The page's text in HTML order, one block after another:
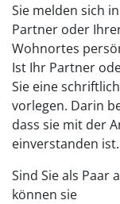
Sie melden sich
Partner oder
Wohnortes
Ist Ihr Partner
Sie eine
vorlegen. Darin
dass sie mit der
einverstanden ist.
Sind Sie als Paar
können sie